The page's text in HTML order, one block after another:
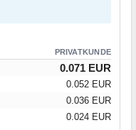
PRIVATKUNDE
0.071 EUR
0.052 EUR
0.036 EUR
0.024 EUR